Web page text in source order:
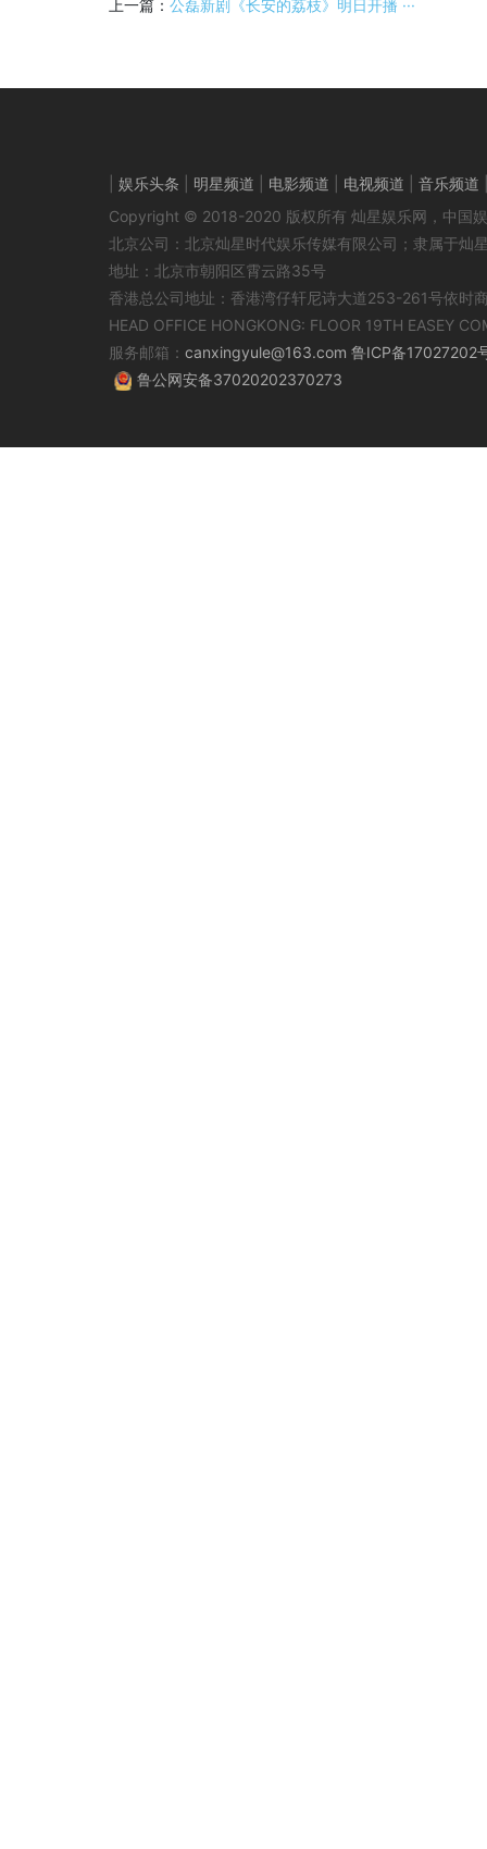
上一篇： 公磊新剧《长安的荔枝》明日开播 ···
娱乐头条 明星频道 电影频道 电视频道 音乐频道
Copyright © 2018-2020 版权所有 灿星娱乐网，中国
北京公司：北京灿星时代娱乐传媒有限公司；隶属于灿
地址：北京市朝阳区霄云路35号
香港总公司地址：香港湾仔轩尼诗大道253-261号依时
HEAD OFFICE HONGKONG: FLOOR 19TH EASEY
服务邮箱： canxingyule@163.com 鲁ICP备17027202
鲁公网安备37020202370273